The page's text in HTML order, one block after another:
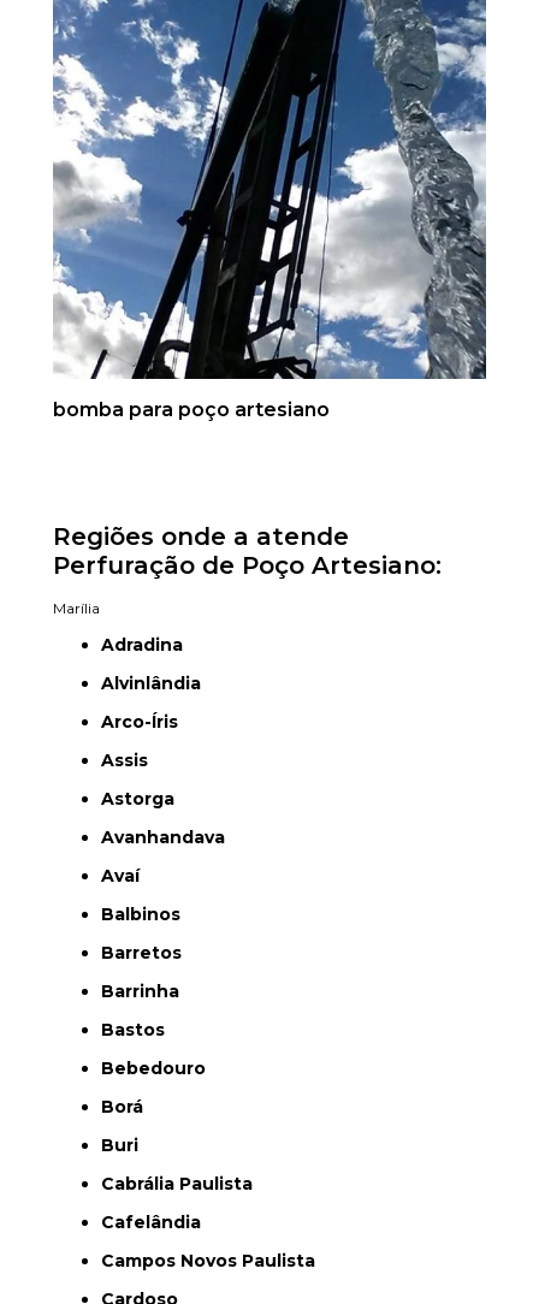
bomba para poço artesiano
Regiões onde a atende
Perfuração de Poço Artesiano:
Marília
Adradina
Alvinlândia
Arco-Íris
Assis
Astorga
Avanhandava
Avaí
Balbinos
Barretos
Barrinha
Bastos
Bebedouro
Borá
Buri
Cabrália Paulista
Cafelândia
Campos Novos Paulista
Cardoso